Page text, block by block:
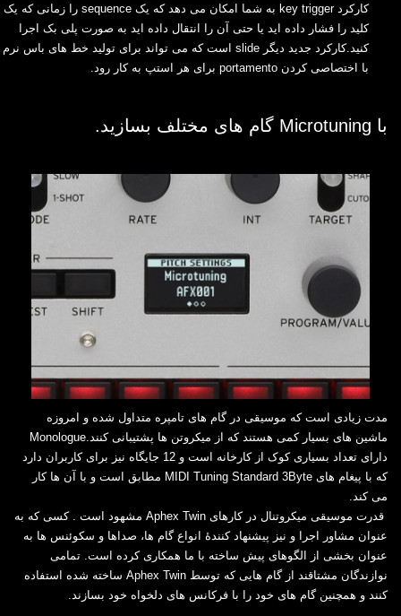
کارکرد ‏key trigger‏ به شما امکان می دهد که یک ‏sequence‏ را زمانی که یک
کلید را فشار داده اید یا ‏حتی آن را انتقال داده اید به صورت پلی بک اجرا
کنید.کارکرد جدید دیگر ‏slide‏ است که می تواند برای ‏تولید خط های باس نرم
با اختصاصی کردن ‏portamento‏ برای هر استپ به کار رود.‏
با ‏Microtuning‏ گام های مختلف بسازید.‏
مدت زیادی است که موسیقی در گام های تامپره متداول شده و امروزه
دارای تعداد بسیاری کوک از کارخانه است و 12 جایگاه نیز برای ‏کاربران دارد
که با پیغام های ‏MIDI Tuning Standard 3Byte‏ مطابق است و با آن ها کار
می کند.
‏ قدرت موسیقی میکروتنال در کارهای ‏Aphex Twin‏ مشهود است . کسی که به
عنوان مشاور اجرا و نیز ‏پیشنهاد کنندۀ انواع گام ها، صداها و سکوئنس ها به
عنوان بخشی از الگوهای پیش ساخته با ما همکاری کرده ‏است. تمامی
نوازندگان مشتاقند از گام هایی که توسط ‏Aphex Twin‏ ساخته شده استفاده
کنند و همچنین ‏گام های خود را با فرکانس های دلخواه خود بسازند.‏